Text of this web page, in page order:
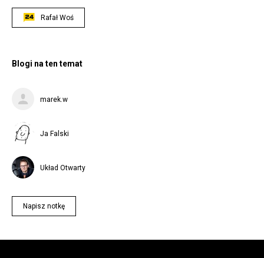
Rafał Woś
Blogi na ten temat
marek.w
Ja Falski
Układ Otwarty
Napisz notkę